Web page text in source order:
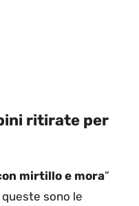
ritirate per
mirtillo e mora”
queste sono le